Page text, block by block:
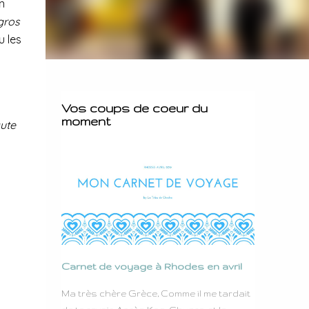
les
Vos coups de coeur du
moment
Carnet de voyage à Rhodes en avril
Ma très chère Grèce, Comme il me tardait